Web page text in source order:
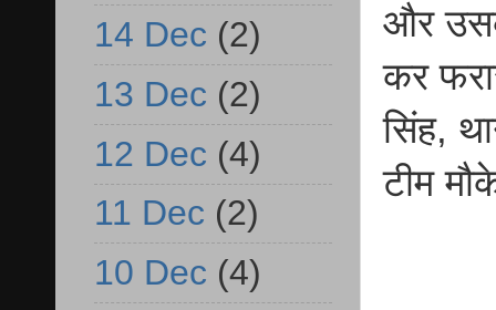
और
कर
सिंह,
टीम
14 Dec (2)
13 Dec (2)
12 Dec (4)
11 Dec (2)
10 Dec (4)